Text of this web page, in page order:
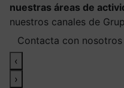
nuestras áreas de
nuestros canales de
Contacta con nosotros
‹
›